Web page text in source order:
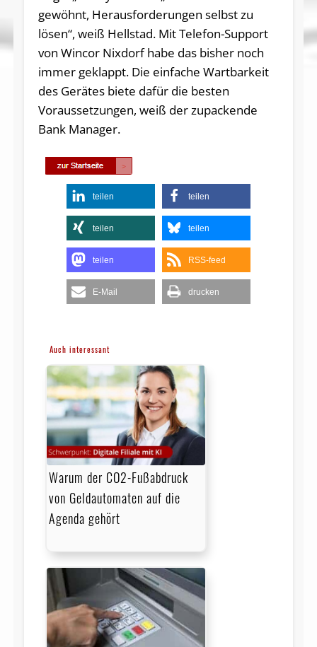
gewöhnt, Herausforderungen selbst zu
lösen“, weiß Hellstad. Mit Telefon-Support
von Wincor Nixdorf habe das bisher noch
immer geklappt. Die einfache Wartbarkeit
des Gerätes biete dafür die besten
Voraussetzungen, weiß der zupackende
Bank Manager.
teilen teilen
teilen teilen
teilen RSS-feed
E-Mail drucken
Auch interessant
Warum der CO2-Fußabdruck
von Geldautomaten auf die
Agenda gehört